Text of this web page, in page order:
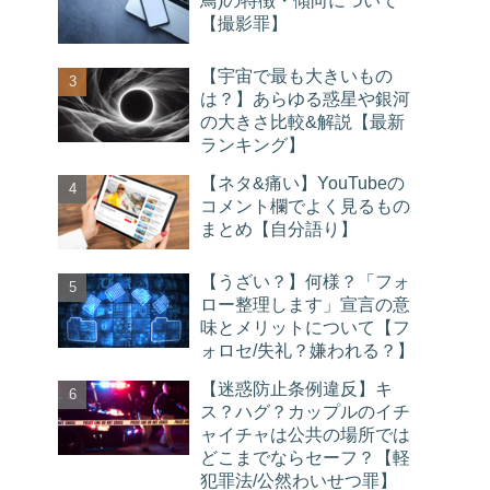
【撮影罪】
【宇宙で最も大きいもの
は？】あらゆる惑星や銀河
の大きさ比較&解説【最新
ランキング】
【ネタ&痛い】YouTubeの
コメント欄でよく見るもの
まとめ【自分語り】
【うざい？】何様？「フォ
ロー整理します」宣言の意
味とメリットについて【フ
ォロセ/失礼？嫌われる？】
【迷惑防止条例違反】キ
ス？ハグ？カップルのイチ
ャイチャは公共の場所では
どこまでならセーフ？【軽
犯罪法/公然わいせつ罪】